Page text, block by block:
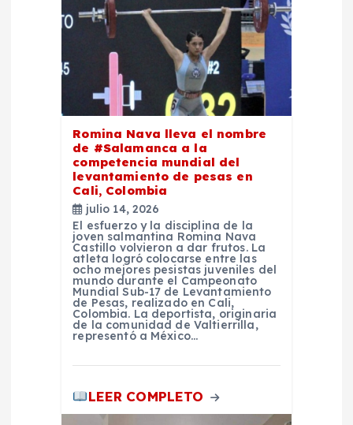
Romina Nava lleva el nombre
de #Salamanca a la
competencia mundial del
levantamiento de pesas en
Cali, Colombia
julio 14, 2026
El esfuerzo y la disciplina de la
joven salmantina Romina Nava
Castillo volvieron a dar frutos. La
atleta logró colocarse entre las
ocho mejores pesistas juveniles del
mundo durante el Campeonato
Mundial Sub-17 de Levantamiento
de Pesas, realizado en Cali,
Colombia. La deportista, originaria
de la comunidad de Valtierrilla,
representó a México…
LEER COMPLETO